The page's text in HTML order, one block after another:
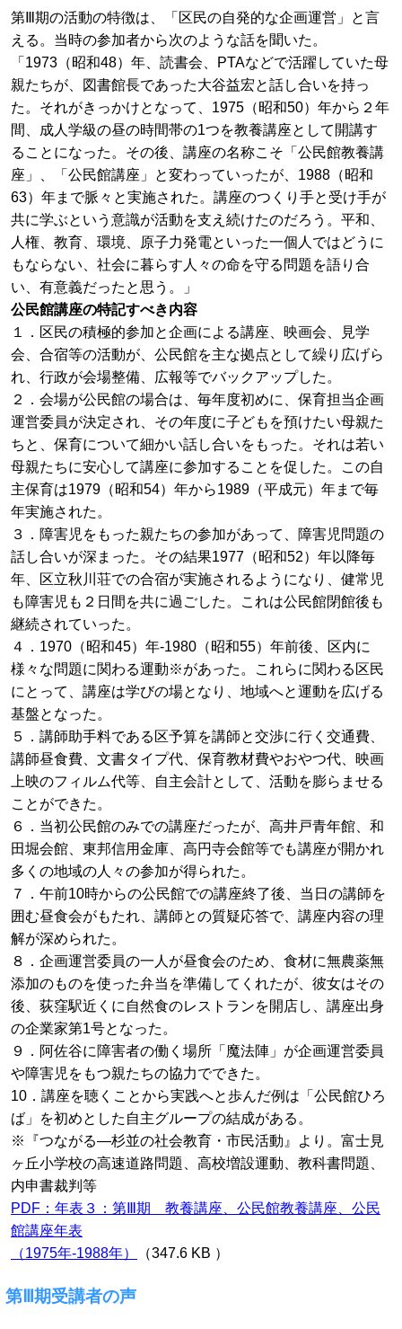
第Ⅲ期の活動の特徴は、「区民の自発的な企画運営」と言
える。当時の参加者から次のような話を聞いた。
「1973（昭和48）年、読書会、PTAなどで活躍していた母
親たちが、図書館長であった大谷益宏と話し合いを持っ
た。それがきっかけとなって、1975（昭和50）年から２年
間、成人学級の昼の時間帯の1つを教養講座として開講す
ることになった。その後、講座の名称こそ「公民館教養講
座」、「公民館講座」と変わっていったが、1988（昭和
63）年まで脈々と実施された。講座のつくり手と受け手が
共に学ぶという意識が活動を支え続けたのだろう。平和、
人権、教育、環境、原子力発電といった一個人ではどうに
もならない、社会に暮らす人々の命を守る問題を語り合
い、有意義だったと思う。」
公民館講座の特記すべき内容
１．区民の積極的参加と企画による講座、映画会、見学
会、合宿等の活動が、公民館を主な拠点として繰り広げら
れ、行政が会場整備、広報等でバックアップした。
２．会場が公民館の場合は、毎年度初めに、保育担当企画
運営委員が決定され、その年度に子どもを預けたい母親た
ちと、保育について細かい話し合いをもった。それは若い
母親たちに安心して講座に参加することを促した。この自
主保育は1979（昭和54）年から1989（平成元）年まで毎
年実施された。
３．障害児をもった親たちの参加があって、障害児問題の
話し合いが深まった。その結果1977（昭和52）年以降毎
年、区立秋川荘での合宿が実施されるようになり、健常児
も障害児も２日間を共に過ごした。これは公民館閉館後も
継続されていった。
４．1970（昭和45）年-1980（昭和55）年前後、区内に
様々な問題に関わる運動※があった。これらに関わる区民
にとって、講座は学びの場となり、地域へと運動を広げる
基盤となった。
５．講師助手料である区予算を講師と交渉に行く交通費、
講師昼食費、文書タイプ代、保育教材費やおやつ代、映画
上映のフィルム代等、自主会計として、活動を膨らませる
ことができた。
６．当初公民館のみでの講座だったが、高井戸青年館、和
田堀会館、東邦信用金庫、高円寺会館等でも講座が開かれ
多くの地域の人々の参加が得られた。
７．午前10時からの公民館での講座終了後、当日の講師を
囲む昼食会がもたれ、講師との質疑応答で、講座内容の理
解が深められた。
８．企画運営委員の一人が昼食会のため、食材に無農薬無
添加のものを使った弁当を準備してくれたが、彼女はその
後、荻窪駅近くに自然食のレストランを開店し、講座出身
の企業家第1号となった。
９．阿佐谷に障害者の働く場所「魔法陣」が企画運営委員
や障害児をもつ親たちの協力でできた。
10．講座を聴くことから実践へと歩んだ例は「公民館ひろ
ば」を初めとした自主グループの結成がある。
※『つながる―杉並の社会教育・市民活動』より。富士見
ヶ丘小学校の高速道路問題、高校増設運動、教科書問題、
内申書裁判等
PDF：年表３：第Ⅲ期 教養講座、公民館教養講座、公民
館講座年表
（1975年-1988年）
（347.6 KB ）
第Ⅲ期受講者の声